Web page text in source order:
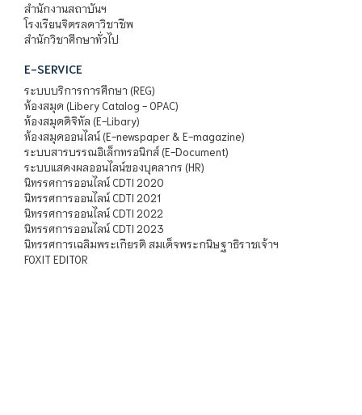
สำนักงานสถาบันฯ
โรงเรียนจิตรลดาวิชาชีพ
สำนักวิชาศึกษาทั่วไป
E-SERVICE
ระบบบริการการศึกษา (REG)
ห้องสมุด (Libery Catalog - OPAC)
ห้องสมุดดิจิทัล (E-Libary)
ห้องสมุดออนไลน์ (E-newspaper & E-magazine)
ระบบสารบรรณอิเล็กทรอนิกส์ (E-Document)
ระบบแสดงผลออนไลน์ของบุคลากร (HR)
นิทรรศการออนไลน์ CDTI 2020
นิทรรศการออนไลน์ CDTI 2021
นิทรรศการออนไลน์ CDTI 2022
นิทรรศการออนไลน์ CDTI 2023
นิทรรศการเฉลิมพระเกียรติ สมเด็จพระกนิษฐาธิราชเจ้าฯ
FOXIT EDITOR